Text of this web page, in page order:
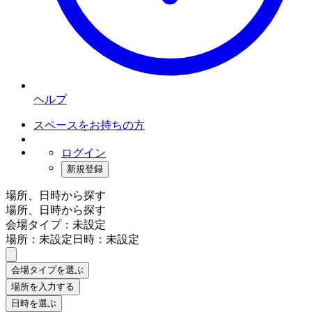
ヘルプ
スペースをお持ちの方
ログイン
新規登録
場所、日時から探す
場所、日時から探す
会場タイプ：未設定
場所：未設定日時：未設定
会場タイプを選ぶ
場所を入力する
日時を選ぶ